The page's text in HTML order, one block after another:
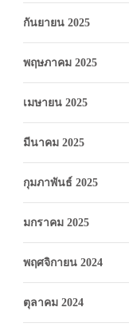
กันยายน 2025
พฤษภาคม 2025
เมษายน 2025
มีนาคม 2025
กุมภาพันธ์ 2025
มกราคม 2025
พฤศจิกายน 2024
ตุลาคม 2024